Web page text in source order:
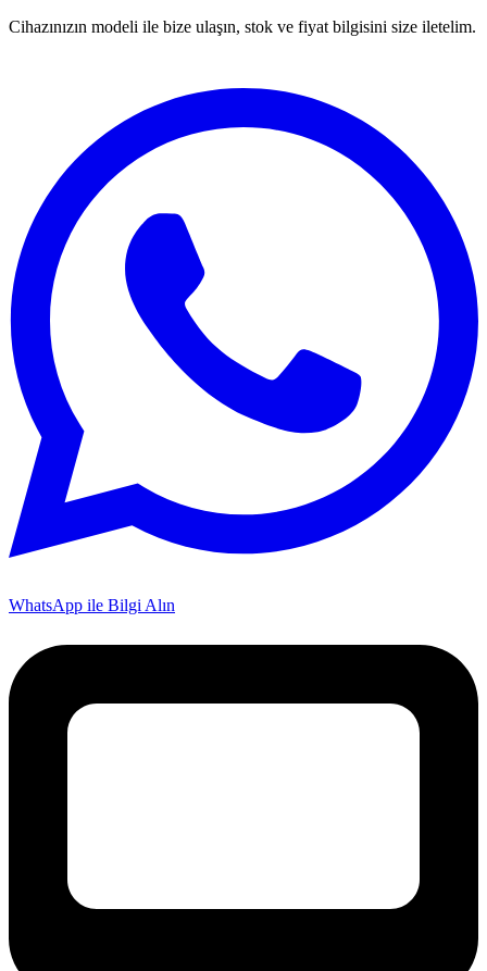
Cihazınızın modeli ile bize ulaşın, stok ve fiyat bilgisini size iletelim.
WhatsApp ile Bilgi Alın